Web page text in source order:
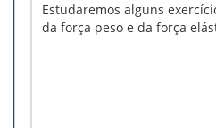
Estudaremos alguns
da força peso e da força